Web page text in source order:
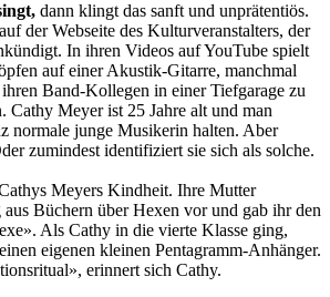
dann klingt das sanft und unprätentiös.
der Webseite des Kulturveranstalters, der
In ihren Videos auf YouTube spielt
auf einer Akustik-Gitarre, manchmal
Band-Kollegen in einer Tiefgarage zu
Cathy Meyer ist 25 Jahre alt und man
normale junge Musikerin halten. Aber
zumindest identifiziert sie sich als solche.
Meyers Kindheit. Ihre Mutter
Büchern über Hexen vor und gab ihr den
Als Cathy in die vierte Klasse ging,
eigenen kleinen Pentagramm-Anhänger.
erinnert sich Cathy.